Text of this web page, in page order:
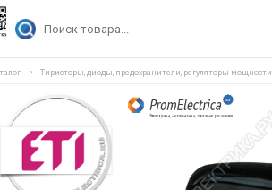
Тиристоры, диоды, предохранители, регуляторы мощности